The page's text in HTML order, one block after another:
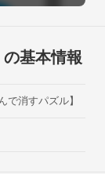
る、
す。■問題数
基本情報
で消すパズル】